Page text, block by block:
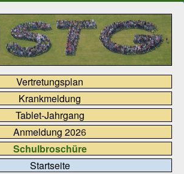
Vertretungsplan
Krankmeldung
Tablet-Jahrgang
Anmeldung 2026
Schulbroschüre
Startseite